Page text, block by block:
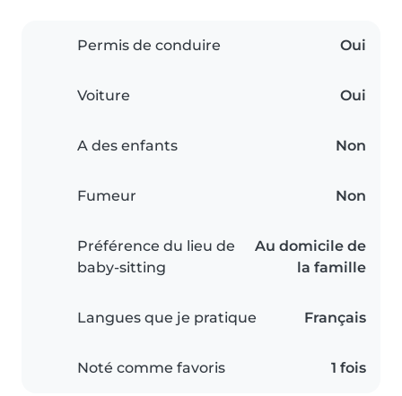
Permis de conduire Oui
Voiture Oui
A des enfants Non
Fumeur Non
Préférence du lieu de
baby-sitting
Au domicile de
la famille
Langues que je pratique Français
Noté comme favoris 1 fois